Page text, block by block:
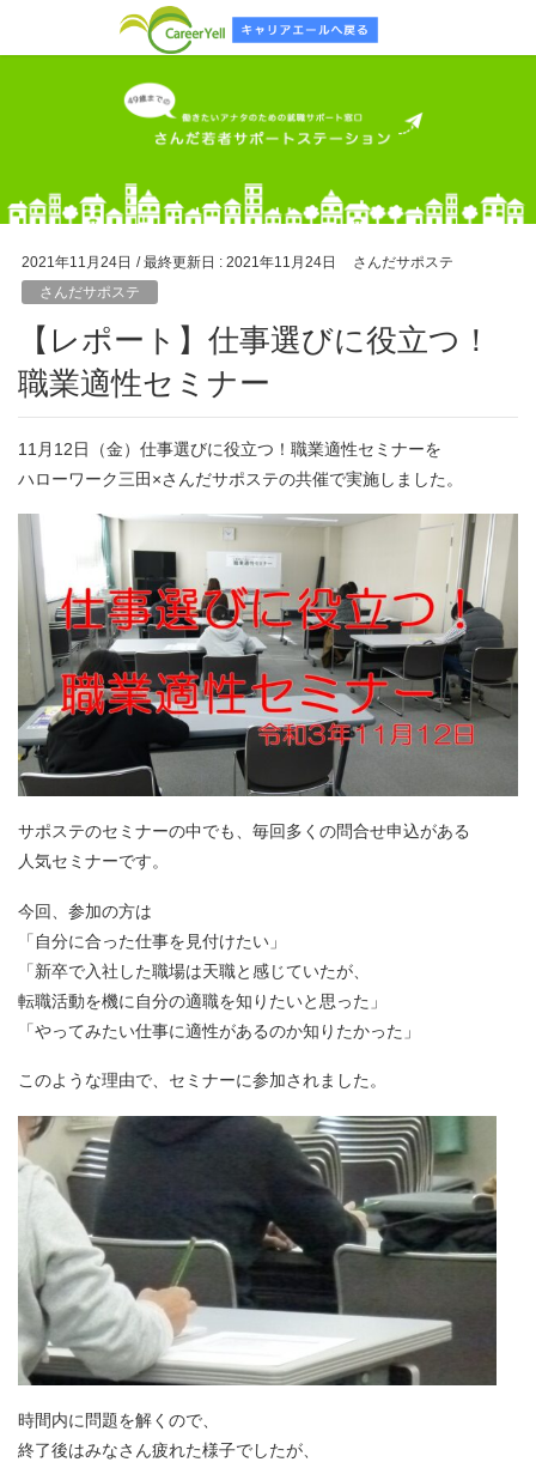
2021年11月24日 / 最終更新日 : 2021年11月24日
さんだサポステ
さんだサポステ
【レポート】仕事選びに役立つ！
職業適性セミナー
11月12日（金）仕事選びに役立つ！職業適性セミナーを
ハローワーク三田×さんだサポステの共催で実施しました。
サポステのセミナーの中でも、毎回多くの問合せ申込がある
人気セミナーです。
今回、参加の方は
「自分に合った仕事を見付けたい」
「新卒で入社した職場は天職と感じていたが、
転職活動を機に自分の適職を知りたいと思った」
「やってみたい仕事に適性があるのか知りたかった」
このような理由で、セミナーに参加されました。
時間内に問題を解くので、
終了後はみなさん疲れた様子でしたが、